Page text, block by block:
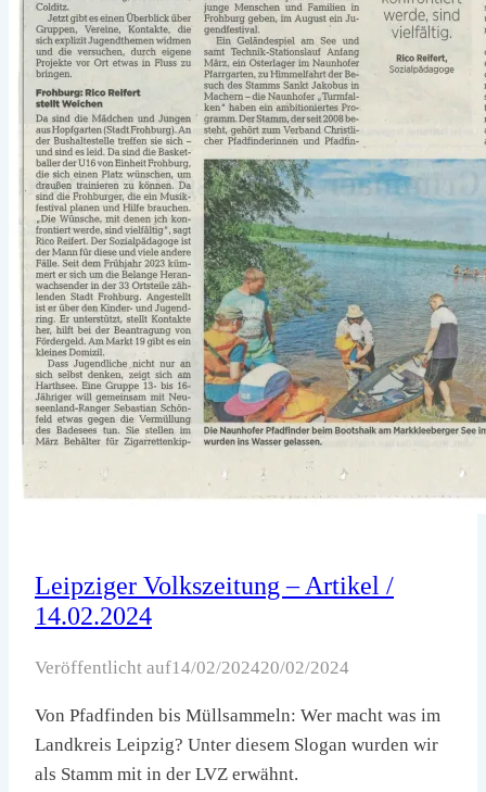
Leipziger Volkszeitung – Artikel /
14.02.2024
Veröffentlicht auf14/02/202420/02/2024
Von Pfadfinden bis Müllsammeln: Wer macht was im
Landkreis Leipzig? Unter diesem Slogan wurden wir
als Stamm mit in der LVZ erwähnt.